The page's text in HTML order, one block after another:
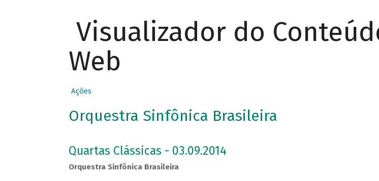
Visualizador do
Web
Ações
Orquestra Sinfônica Brasileira
Quartas Clássicas - 03.09.2014
Orquestra Sinfônica Brasileira